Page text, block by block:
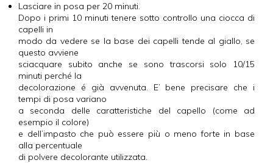
Lasciare in posa per 20 minuti.
Dopo i primi 10 minuti tenere sotto controllo una ciocca di
capelli in
modo da vedere se la base dei capelli tende al giallo, se
questo avviene
sciacquare subito anche se sono trascorsi solo 10/15
minuti perché la
decolorazione é già avvenuta. E’ bene precisare che i
tempi di posa variano
a seconda delle caratteristiche del capello (come ad
esempio il colore)
e dell’impasto che può essere più o meno forte in base
alla percentuale
di polvere decolorante utilizzata.